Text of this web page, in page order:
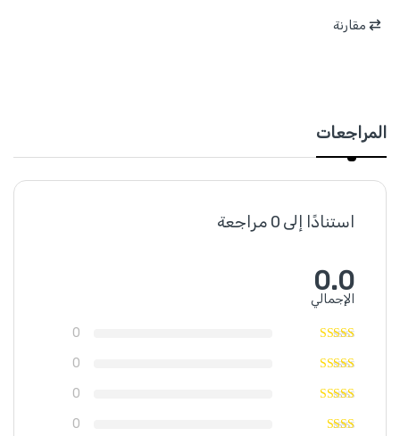
مقارنة
المراجعات
استنادًا إلى 0 مراجعة
0.0
الإجمالي
0
0
0
0